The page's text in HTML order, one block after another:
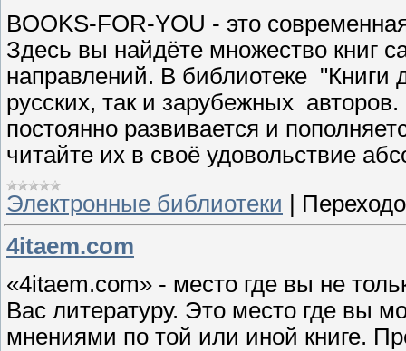
BOOKS-FOR-YOU - это
Здесь вы найдёте множество книг
направлений. В библиотеке "Книги
русских, так и зарубежных авторов.
постоянно развивается и
читайте их в своё удовольствие
Электронные библиотеки |
4itaem.com
«4itaem.com» - место где вы не
Вас литературу. Это место где вы
мнениями по той или иной книге.